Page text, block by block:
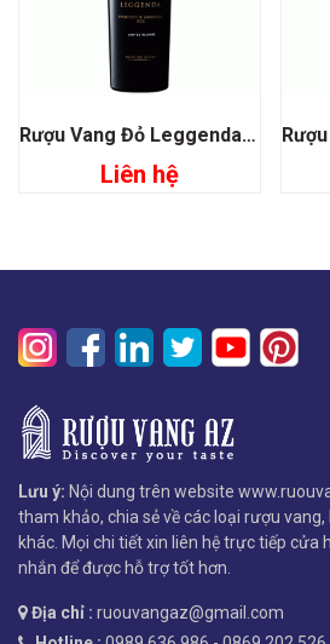
Rượu Vang Đỏ Leggenda Pritimivo Di Manduria Doc
Liên hệ
Lưu ý: Nội dung trên website
tham khảo, chia sẻ về các loại rượu
khác. Mọi chi tiết xin liên hệ trực tiếp cửa
nhắn để được hỗ trợ tốt hơn.
Địa chỉ : ruouvangaz@gmail.com